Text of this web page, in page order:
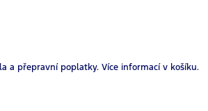
a přepravní poplatky. Více informací v košíku.